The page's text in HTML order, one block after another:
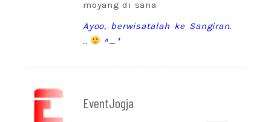
moyang di sana
Ayoo, berwisatalah ke Sangiran.
..
^_*
EventJogja